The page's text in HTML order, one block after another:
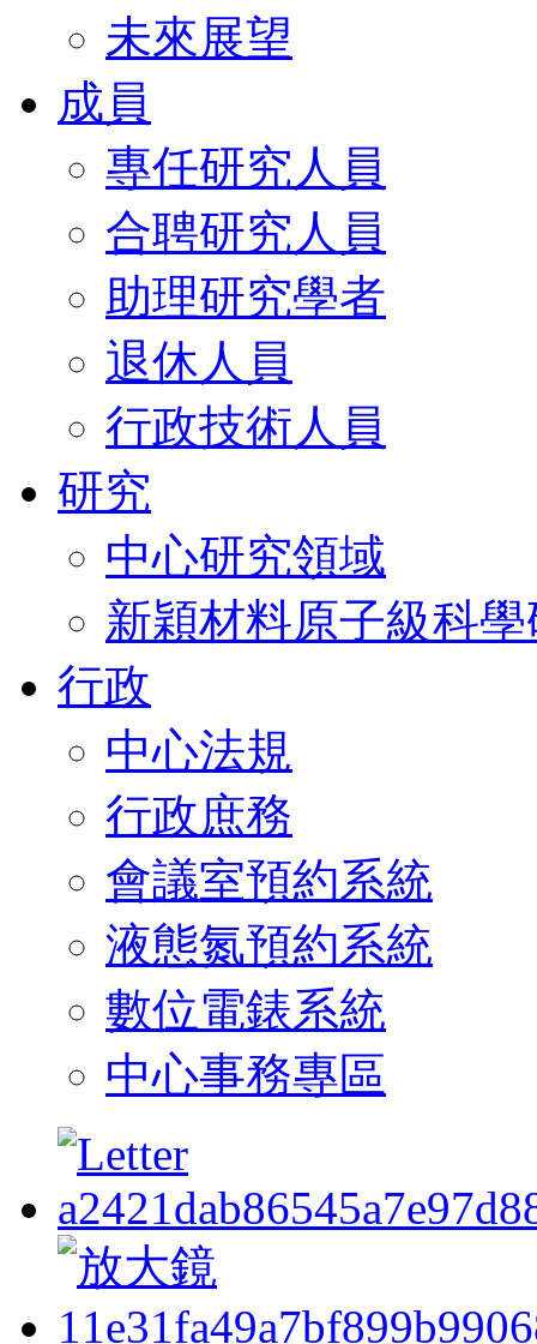
未來展望
成員
專任研究人員
合聘研究人員
助理研究學者
退休人員
行政技術人員
研究
中心研究領域
新穎材料原子級科
行政
中心法規
行政庶務
會議室預約系統
液態氮預約系統
數位電錶系統
中心事務專區